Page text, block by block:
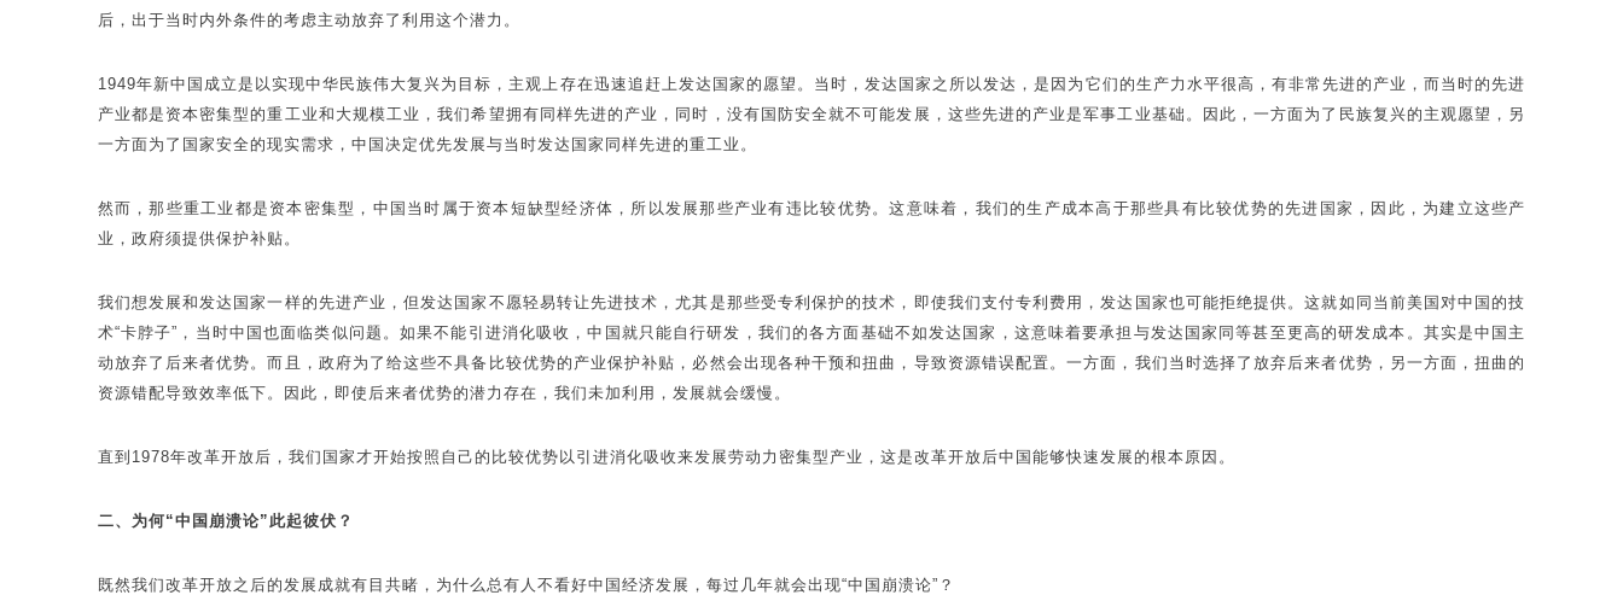
后，出于当时内外条件的考虑主动放弃了利用这个潜力。
1949年新中国成立是以实现中华民族伟大复兴为目标，主观上存在迅速追赶上发达国家的愿望。当时，发达国家之所以发达，是因为它们的生产力水平很高，有非常先进的产业，而当时的先进
产业都是资本密集型的重工业和大规模工业，我们希望拥有同样先进的产业，同时，没有国防安全就不可能发展，这些先进的产业是军事工业基础。因此，一方面为了民族复兴的主观愿望，另
一方面为了国家安全的现实需求，中国决定优先发展与当时发达国家同样先进的重工业。
然而，那些重工业都是资本密集型，中国当时属于资本短缺型经济体，所以发展那些产业有违比较优势。这意味着，我们的生产成本高于那些具有比较优势的先进国家，因此，为建立这些产
业，政府须提供保护补贴。
我们想发展和发达国家一样的先进产业，但发达国家不愿轻易转让先进技术，尤其是那些受专利保护的技术，即使我们支付专利费用，发达国家也可能拒绝提供。这就如同当前美国对中国的技
术“卡脖子”，当时中国也面临类似问题。如果不能引进消化吸收，中国就只能自行研发，我们的各方面基础不如发达国家，这意味着要承担与发达国家同等甚至更高的研发成本。其实是中国主
动放弃了后来者优势。而且，政府为了给这些不具备比较优势的产业保护补贴，必然会出现各种干预和扭曲，导致资源错误配置。一方面，我们当时选择了放弃后来者优势，另一方面，扭曲的
资源错配导致效率低下。因此，即使后来者优势的潜力存在，我们未加利用，发展就会缓慢。
直到1978年改革开放后，我们国家才开始按照自己的比较优势以引进消化吸收来发展劳动力密集型产业，这是改革开放后中国能够快速发展的根本原因。
二、为何“中国崩溃论”此起彼伏？
既然我们改革开放之后的发展成就有目共睹，为什么总有人不看好中国经济发展，每过几年就会出现“中国崩溃论”？